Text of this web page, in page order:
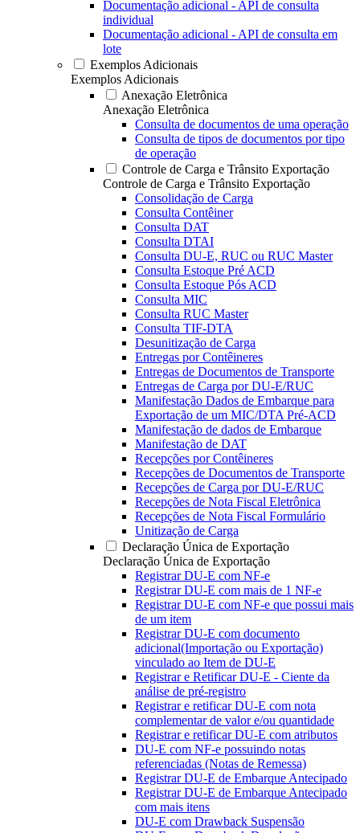
Documentação adicional - API de consulta
individual
Documentação adicional - API de consulta em
lote
Exemplos Adicionais
Exemplos Adicionais
Anexação Eletrônica
Anexação Eletrônica
Consulta de documentos de uma operação
Consulta de tipos de documentos por tipo
de operação
Controle de Carga e Trânsito Exportação
Controle de Carga e Trânsito Exportação
Consolidação de Carga
Consulta Contêiner
Consulta DAT
Consulta DTAI
Consulta DU-E, RUC ou RUC Master
Consulta Estoque Pré ACD
Consulta Estoque Pós ACD
Consulta MIC
Consulta RUC Master
Consulta TIF-DTA
Desunitização de Carga
Entregas por Contêineres
Entregas de Documentos de Transporte
Entregas de Carga por DU-E/RUC
Manifestação Dados de Embarque para
Exportação de um MIC/DTA Pré-ACD
Manifestação de dados de Embarque
Manifestação de DAT
Recepções por Contêineres
Recepções de Documentos de Transporte
Recepções de Carga por DU-E/RUC
Recepções de Nota Fiscal Eletrônica
Recepções de Nota Fiscal Formulário
Unitização de Carga
Declaração Única de Exportação
Declaração Única de Exportação
Registrar DU-E com NF-e
Registrar DU-E com mais de 1 NF-e
Registrar DU-E com NF-e que possui mais
de um item
Registrar DU-E com documento
adicional(Importação ou Exportação)
vinculado ao Item de DU-E
Registrar e Retificar DU-E - Ciente da
análise de pré-registro
Registrar e retificar DU-E com nota
complementar de valor e/ou quantidade
Registrar e retificar DU-E com atributos
DU-E com NF-e possuindo notas
referenciadas (Notas de Remessa)
Registrar DU-E de Embarque Antecipado
Registrar DU-E de Embarque Antecipado
com mais itens
DU-E com Drawback Suspensão